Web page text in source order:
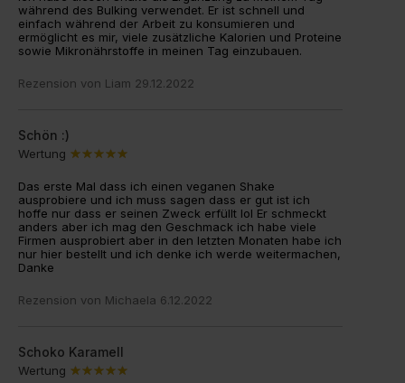
während des Bulking verwendet. Er ist schnell und
einfach während der Arbeit zu konsumieren und
ermöglicht es mir, viele zusätzliche Kalorien und Proteine
sowie Mikronährstoffe in meinen Tag einzubauen.
Rezension von Liam 29.12.2022
Schön :)
Wertung
Das erste Mal dass ich einen veganen Shake
ausprobiere und ich muss sagen dass er gut ist ich
hoffe nur dass er seinen Zweck erfüllt lol Er schmeckt
anders aber ich mag den Geschmack ich habe viele
Firmen ausprobiert aber in den letzten Monaten habe ich
nur hier bestellt und ich denke ich werde weitermachen,
Danke
Rezension von Michaela 6.12.2022
Schoko Karamell
Wertung